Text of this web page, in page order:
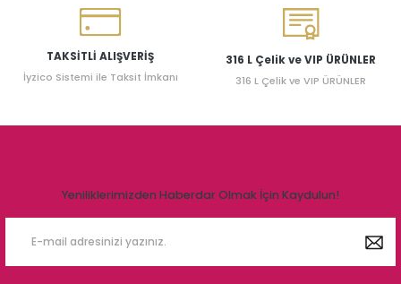
TAKSİTLİ ALIŞVERİŞ
İyzico Sistemi ile Taksit İmkanı
316 L Çelik ve VIP ÜRÜNLER
316 L Çelik ve VIP ÜRÜNLER
Yeniliklerimizden Haberdar Olmak İçin Kaydulun!